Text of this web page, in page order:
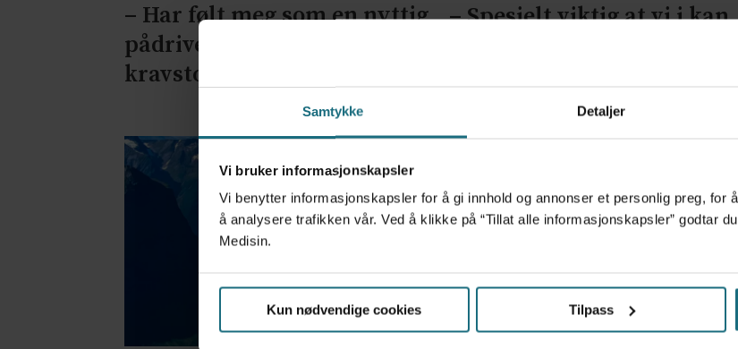
Samtykke Detaljer
Vi bruker informasjonskapsler
Vi benytter informasjonskapsler for å gi innhold og annonser et personlig preg, for
å analysere trafikken vår. Ved å klikke på “Tillat alle informasjonskapsler” godtar
Medisin.
Kun nødvendige cookies Tilpass
– Har følt meg som en nyttig
pådriver, men også som et
kravstort gnagsår
– Spesielt viktig at vi i kan